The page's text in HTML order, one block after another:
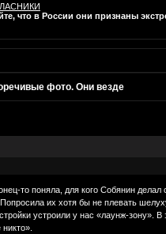
что в России они признаны
фото. Они везде
то поняла, для кого Собянин
их хотя бы не плевать
устроили у нас «лаунж-зону».